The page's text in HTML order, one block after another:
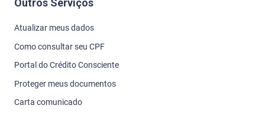
Outros Serviços
Atualizar meus dados
Como consultar seu CPF
Portal do Crédito Consciente
Proteger meus documentos
Carta comunicado